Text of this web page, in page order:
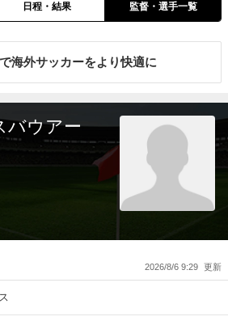
日程・結果 監督・選手一覧
海外サッカーをより快適に
バウアー
2026/8/6 9:29